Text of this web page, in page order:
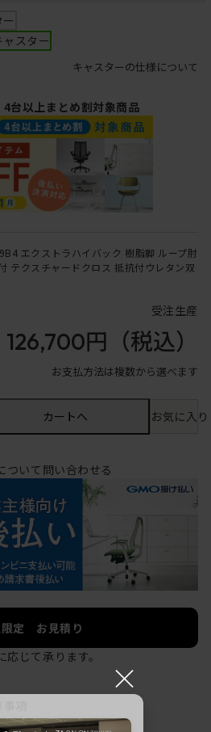
スター
キャスターの仕様について
台以上まとめ割対象商品
エクストラハイバック 樹脂脚 ループ肘
テクスチャードクロス 抵抗付ウレタン双
受注生産
126,700円 （税込）
お支払方法は複数から選べます
カートへ お気に入
ついて問い合わせる
限定 お見積り
応じて承ります。
×